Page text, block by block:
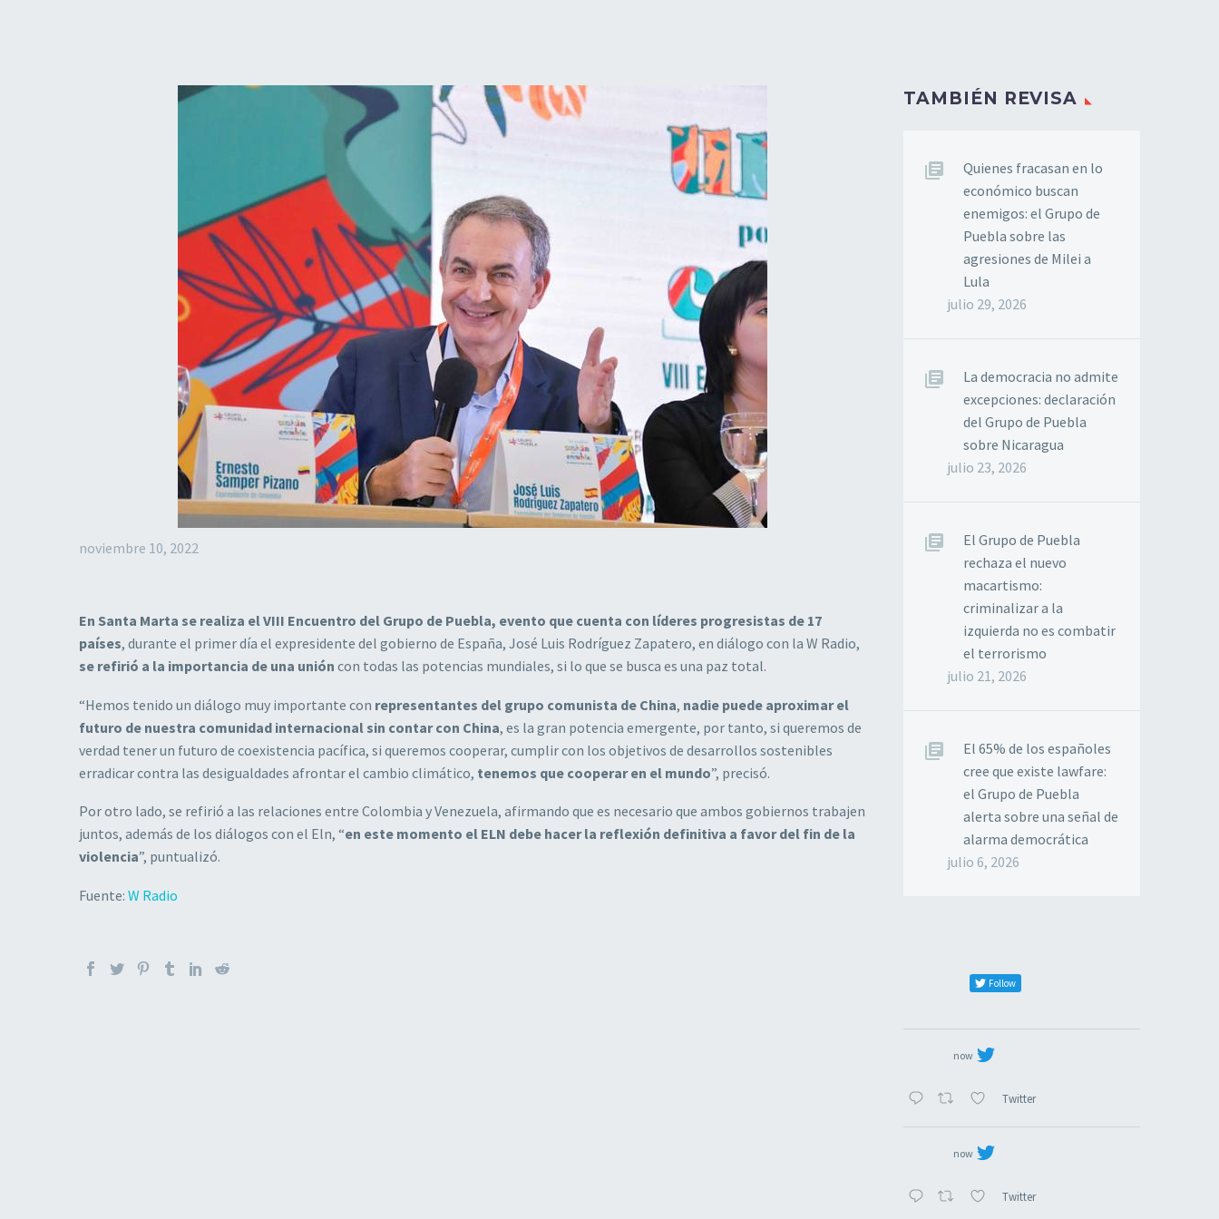
noviembre 10, 2022
En Santa Marta se realiza el VIII Encuentro del Grupo de Puebla, evento que cuenta con líderes progresistas de 17
países, durante el primer día el expresidente del gobierno de España, José Luis Rodríguez Zapatero, en diálogo con la W Radio,
se refirió a la importancia de una unión con todas las potencias mundiales, si lo que se busca es una paz total.
“Hemos tenido un diálogo muy importante con representantes del grupo comunista de China, nadie puede aproximar el
futuro de nuestra comunidad internacional sin contar con China, es la gran potencia emergente, por tanto, si queremos de
verdad tener un futuro de coexistencia pacífica, si queremos cooperar, cumplir con los objetivos de desarrollos sostenibles
erradicar contra las desigualdades afrontar el cambio climático, tenemos que cooperar en el mundo”, precisó.
Por otro lado, se refirió a las relaciones entre Colombia y Venezuela, afirmando que es necesario que ambos gobiernos trabajen
juntos, además de los diálogos con el Eln, “en este momento el ELN debe hacer la reflexión definitiva a favor del fin de la
violencia”, puntualizó.
Fuente: W Radio
TAMBIÉN REVISA
Quienes fracasan en lo
económico buscan
enemigos: el Grupo de
Puebla sobre las
agresiones de Milei a
Lula
julio 29, 2026
La democracia no admite
excepciones: declaración
del Grupo de Puebla
sobre Nicaragua
julio 23, 2026
El Grupo de Puebla
rechaza el nuevo
macartismo:
criminalizar a la
izquierda no es combatir
el terrorismo
julio 21, 2026
El 65% de los españoles
cree que existe lawfare:
el Grupo de Puebla
alerta sobre una señal de
alarma democrática
julio 6, 2026
Follow
now
Twitter
now
Twitter